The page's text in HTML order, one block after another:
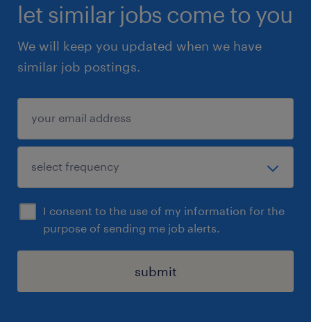
let similar jobs come to you
We will keep you updated when we have
similar job postings.
I consent to the use of my information for the
purpose of sending me job alerts.
submit